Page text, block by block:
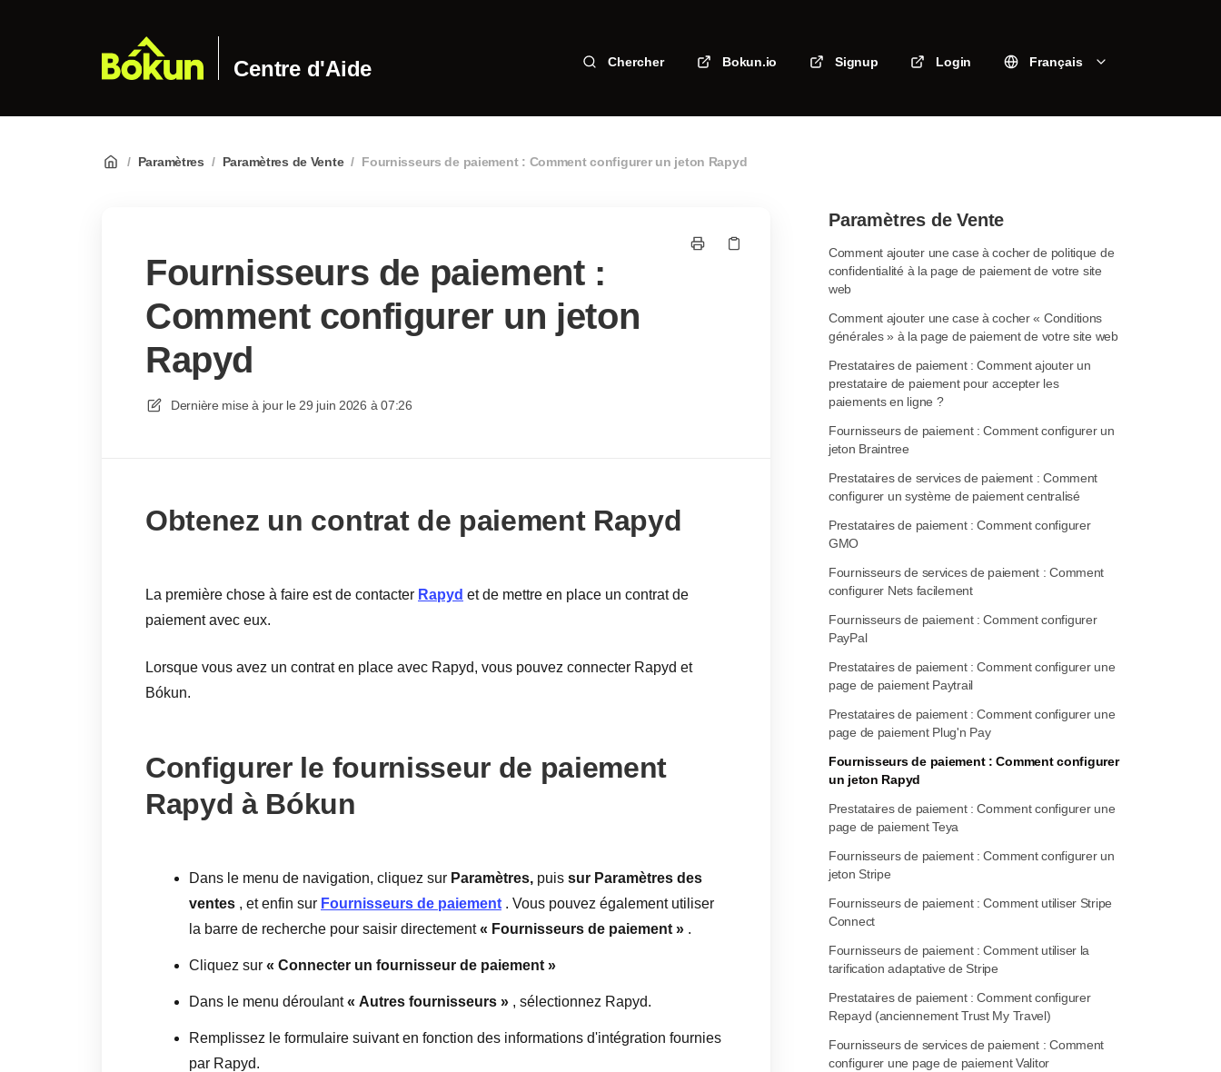
Centre d'Aide Chercher Bokun.io Signup Login Français
/ Paramètres / Paramètres de Vente / Fournisseurs de paiement : Comment configurer un jeton Rapyd
Fournisseurs de paiement :
Comment configurer un jeton
Rapyd
Dernière mise à jour le 29 juin 2026 à 07:26
Obtenez un contrat de paiement Rapyd
La première chose à faire est de contacter Rapyd et de mettre en place un contrat de
paiement avec eux.
Lorsque vous avez un contrat en place avec Rapyd, vous pouvez connecter Rapyd et
Bókun.
Configurer le fournisseur de paiement
Rapyd à Bókun
Dans le menu de navigation, cliquez sur Paramètres, puis sur Paramètres des
ventes , et enfin sur Fournisseurs de paiement . Vous pouvez également utiliser
la barre de recherche pour saisir directement« Fournisseurs de paiement » .
Cliquez sur « Connecter un fournisseur de paiement »
Dans le menu déroulant« Autres fournisseurs » , sélectionnez Rapyd.
Remplissez le formulaire suivant en fonction des informations d'intégration fournies
par Rapyd.
Paramètres de Vente
Comment ajouter une case à cocher de politique de
confidentialité à la page de paiement de votre site
web
Comment ajouter une case à cocher « Conditions
générales » à la page de paiement de votre site web
Prestataires de paiement : Comment ajouter un
prestataire de paiement pour accepter les
paiements en ligne ?
Fournisseurs de paiement : Comment configurer un
jeton Braintree
Prestataires de services de paiement : Comment
configurer un système de paiement centralisé
Prestataires de paiement : Comment configurer
GMO
Fournisseurs de services de paiement : Comment
configurer Nets facilement
Fournisseurs de paiement : Comment configurer
PayPal
Prestataires de paiement : Comment configurer une
page de paiement Paytrail
Prestataires de paiement : Comment configurer une
page de paiement Plug'n Pay
Fournisseurs de paiement : Comment configurer
un jeton Rapyd
Prestataires de paiement : Comment configurer une
page de paiement Teya
Fournisseurs de paiement : Comment configurer un
jeton Stripe
Fournisseurs de paiement : Comment utiliser Stripe
Connect
Fournisseurs de paiement : Comment utiliser la
tarification adaptative de Stripe
Prestataires de paiement : Comment configurer
Repayd (anciennement Trust My Travel)
Fournisseurs de services de paiement : Comment
configurer une page de paiement Valitor